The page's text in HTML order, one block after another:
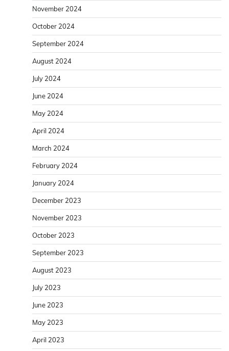
November 2024
October 2024
September 2024
August 2024
July 2024
June 2024
May 2024
April 2024
March 2024
February 2024
January 2024
December 2023
November 2023
October 2023
September 2023
August 2023
July 2023
June 2023
May 2023
April 2023